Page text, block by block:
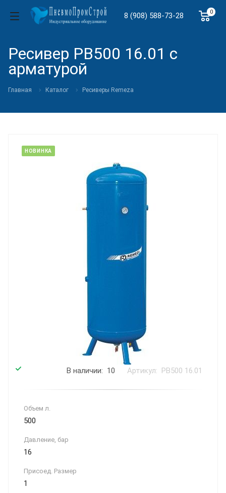
0
8 (908) 588-73-28
Ресивер РВ500 16.01 с
арматурой
Главная Каталог Ресиверы Remeza
НОВИНКА
В наличии: 10 Артикул: РВ500 16.01
Объем л.
500
Давление, бар
16
Присоед. Размер
1